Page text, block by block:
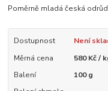
Poměrně mladá česká
Dostupnost
Není
Měrná cena
580 Kč /
Balení
100 g